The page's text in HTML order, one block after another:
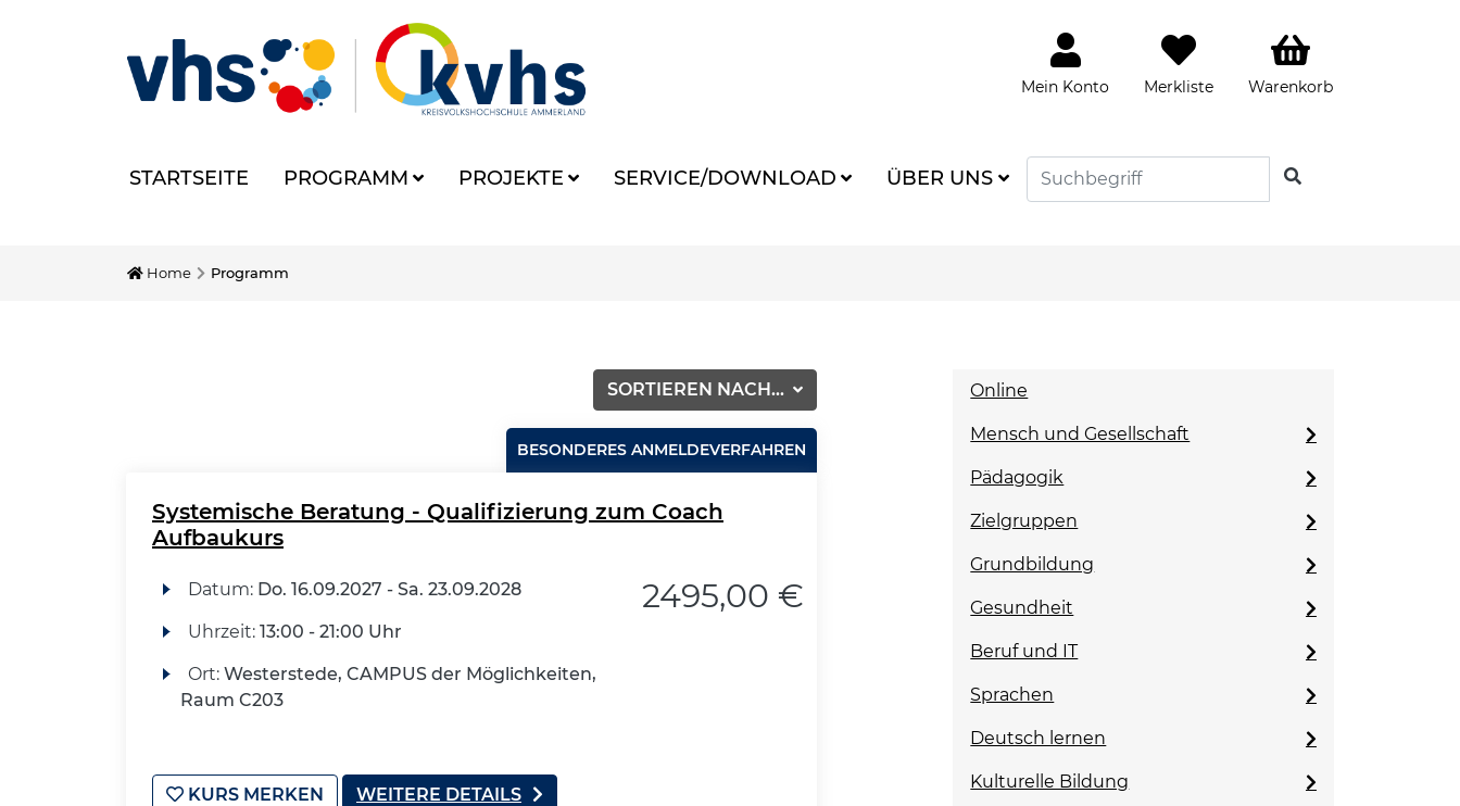
Mein Konto Merkliste Warenkorb
STARTSEITE PROGRAMM PROJEKTE SERVICE/DOWNLOAD ÜBER UNS SUCHEN
Home Programm
SORTIEREN NACH...
BESONDERES ANMELDEVERFAHREN
Systemische Beratung - Qualifizierung zum Coach
Aufbaukurs
Datum: Do. 16.09.2027 - Sa. 23.09.2028
Uhrzeit: 13:00 - 21:00 Uhr
Ort: Westerstede, CAMPUS der Möglichkeiten,
Raum C203
2495,00 €
KURS MERKEN WEITERE DETAILS
Online
Mensch und Gesellschaft
Pädagogik
Zielgruppen
Grundbildung
Gesundheit
Beruf und IT
Sprachen
Deutsch lernen
Kulturelle Bildung